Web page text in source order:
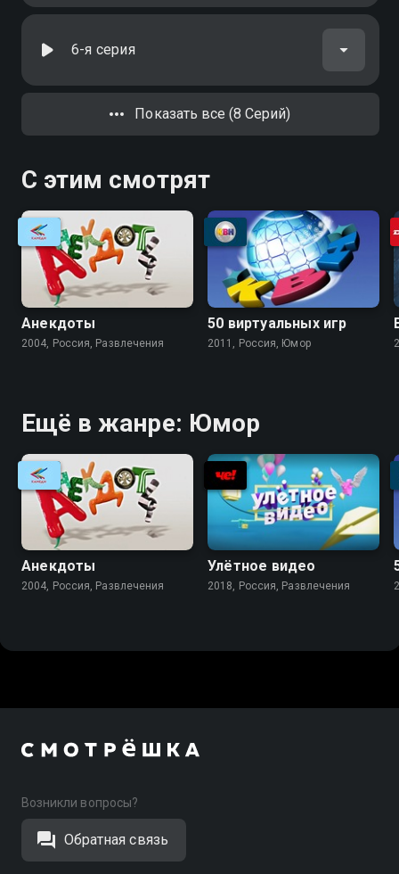
6-я серия
Показать все (8 Серий)
С этим смотрят
Анекдоты
2004, Россия, Развлечения
50 виртуальных игр
2011, Россия, Юмор
Ещё в жанре: Юмор
Анекдоты
2004, Россия, Развлечения
Улётное видео
2018, Россия, Развлечения
Возникли вопросы?
Обратная связь